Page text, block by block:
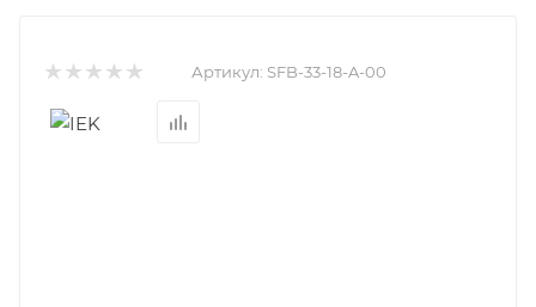
Артикул: SFB-33-18-A-00